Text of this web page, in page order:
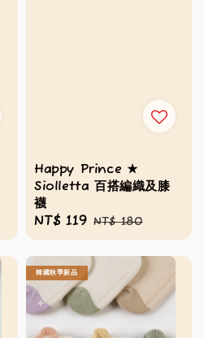
Happy Prince ★
Siolletta 百搭編織及膝
襪
Sale
price
NT$ 119 Regular
price
NT$ 180
韓國秋季新品